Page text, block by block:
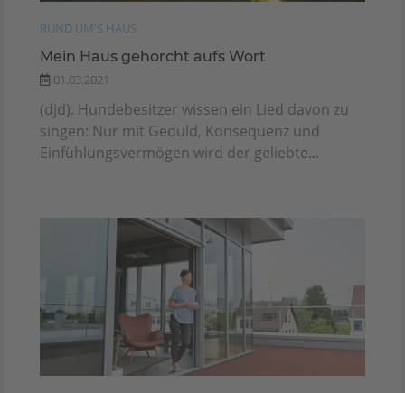
RUND UM'S HAUS
Mein Haus gehorcht aufs Wort
01.03.2021
(djd). Hundebesitzer wissen ein Lied davon zu
singen: Nur mit Geduld, Konsequenz und
Einfühlungsvermögen wird der geliebte...